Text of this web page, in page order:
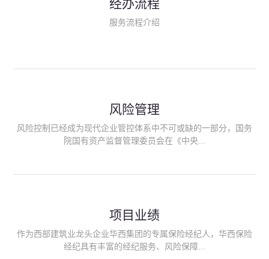
险、政府公共安全责任保险/自然灾害公众责任保险、精神病监护
人责任险、首台套/首版次保险、科技保险等）；（三）传统财产
险产品；（六）保险招投标业务。随着业务的开展，华西经纪会
供专业、优质的保险经纪服务。
经办流程
服务流程介绍
风险管理
风险控制已经成为现代企业管控体系中不可或缺的一部分，国务
院国有资产监督管理委员会在《中央...
能够为客户降低风险管理成本，提高经营效率；能够为企业提供
从风险评估、风险分析、风险防范、风险转移到灾后防损、索赔
等全方位、全过程、专家式的服务，拓展和深化由保险公司提供
项目业绩
作为西部建筑业龙头企业华西集团的专属保险经纪人，华西保险
经纪具有丰富的经纪服务、风险保障...